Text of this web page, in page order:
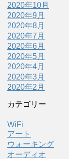
2020年10月
2020年9月
2020年8月
2020年7月
2020年6月
2020年5月
2020年4月
2020年3月
2020年2月
カテゴリー
WiFi
アート
ウォーキング
オーディオ